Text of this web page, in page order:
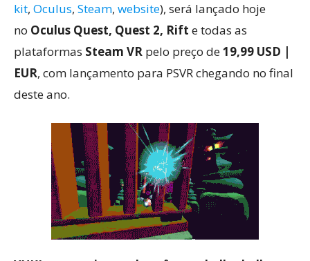
kit, Oculus, Steam, website), será lançado hoje
no Oculus Quest, Quest 2, Rift e todas as
plataformas Steam VR pelo preço de19,99 USD |
EUR, com lançamento para PSVR chegando no final
deste ano.